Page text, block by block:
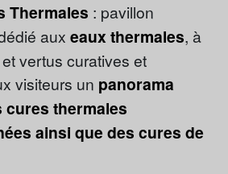
Thermales : pavillon
aux eaux thermales, à
vertus curatives et
visiteurs un panorama
cures thermales
ainsi que des cures de